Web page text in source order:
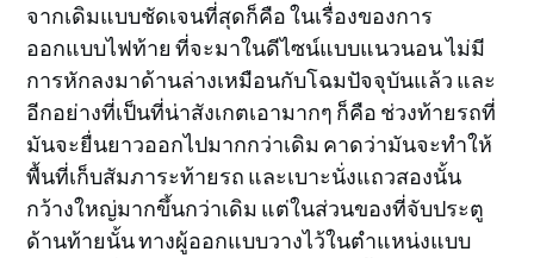
จากเดิมแบบชัดเจนที่สุดก็คือ ในเรื่องของการ
ออกแบบไฟท้าย ที่จะมาในดีไซน์แบบแนวนอน ไม่มี
การหักลงมาด้านล่างเหมือนกับโฉมปัจจุบันแล้ว และ
อีกอย่างที่เป็นที่น่าสังเกตเอามากๆ ก็คือ ช่วงท้ายรถที่
มันจะยื่นยาวออกไปมากกว่าเดิม คาดว่ามันจะทำให้
พื้นที่เก็บสัมภาระท้ายรถ และเบาะนั่งแถวสองนั้น
กว้างใหญ่มากขึ้นกว่าเดิม แต่ในส่วนของที่จับประตู
ด้านท้ายนั้น ทางผู้ออกแบบวางไว้ในตำแหน่งแบบ